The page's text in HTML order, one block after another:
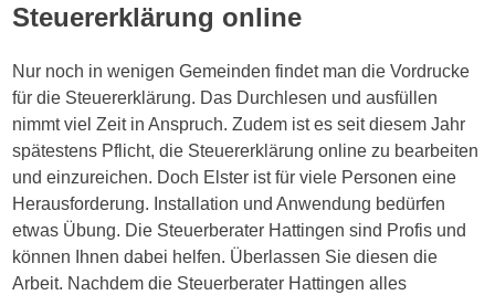
Steuererklärung online
Nur noch in wenigen Gemeinden findet man die Vordrucke
für die Steuererklärung. Das Durchlesen und ausfüllen
nimmt viel Zeit in Anspruch. Zudem ist es seit diesem Jahr
spätestens Pflicht, die Steuererklärung online zu bearbeiten
und einzureichen. Doch Elster ist für viele Personen eine
Herausforderung. Installation und Anwendung bedürfen
etwas Übung. Die Steuerberater Hattingen sind Profis und
können Ihnen dabei helfen. Überlassen Sie diesen die
Arbeit. Nachdem die Steuerberater Hattingen alles